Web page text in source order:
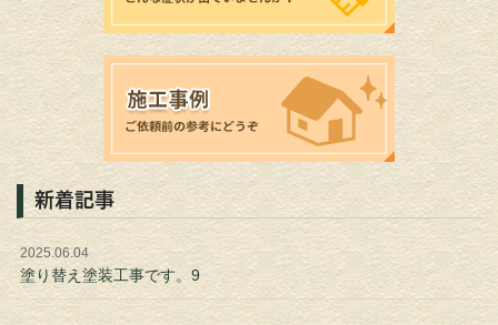
新着記事
2025.06.04
塗り替え塗装工事です。9